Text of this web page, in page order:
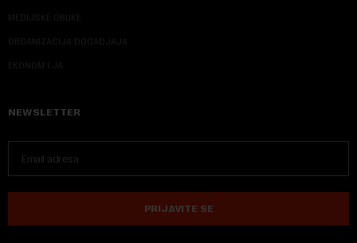
MEDIJSKE OBUKE
ORGANIZACIJA DOGADJAJA
EKONOM I JA
NEWSLETTER
PRIJAVITE SE